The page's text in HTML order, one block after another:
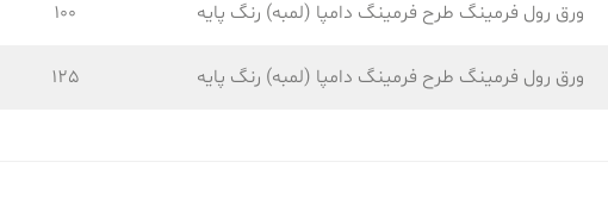
ورق رول فرمینگ طرح فرمینگ دامپا (لمبه) رنگ پایه 100
ورق رول فرمینگ طرح فرمینگ دامپا (لمبه) رنگ پایه 125